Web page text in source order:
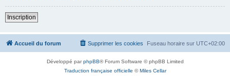
Inscription
Accueil du forum Fuseau horaire sur UTC+02:00
Supprimer les cookies
Développé parphpBB® Forum Software © phpBB Limited
Traduction française officielle ©Miles Cellar